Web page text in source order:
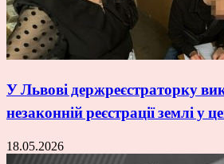
У Львові держреєстраторку
незаконній реєстрації землі у
18.05.2026